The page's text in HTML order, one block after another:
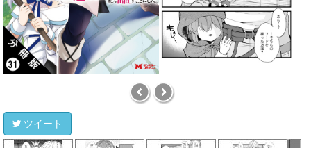
ツイート